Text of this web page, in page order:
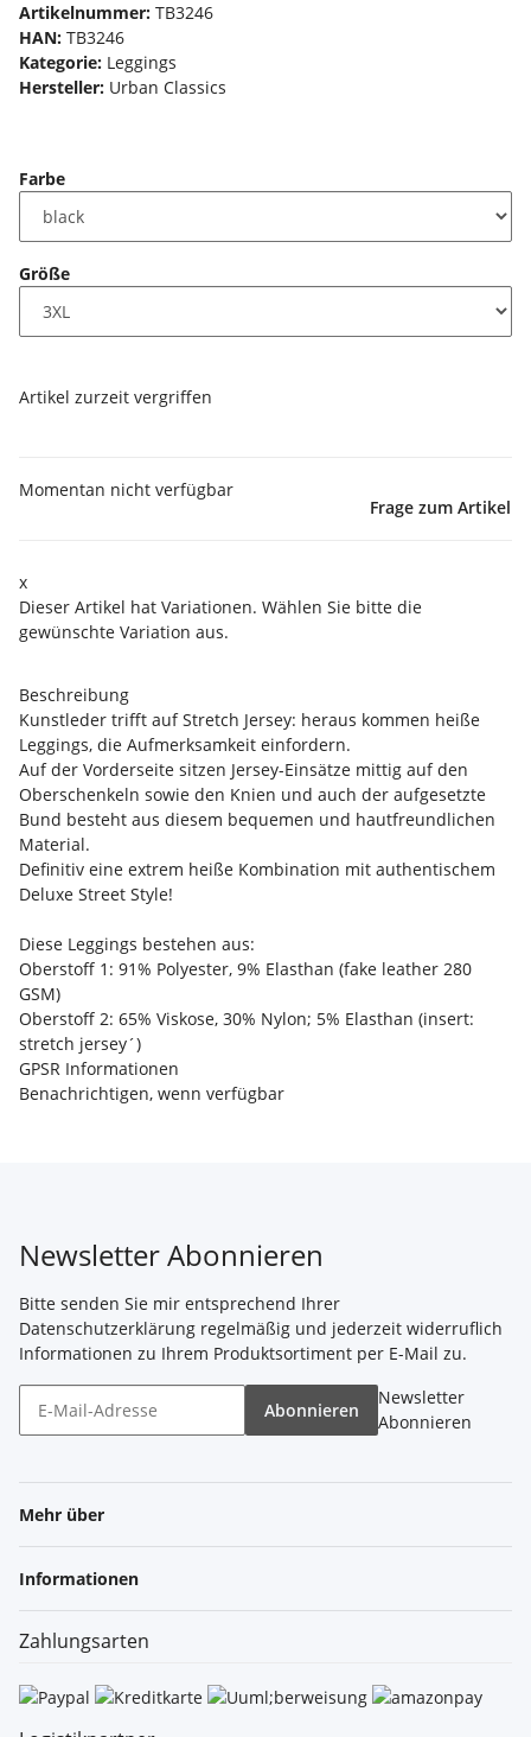
Artikelnummer: TB3246
HAN: TB3246
Kategorie: Leggings
Hersteller: Urban Classics
Farbe
Größe
Artikel zurzeit vergriffen
Momentan nicht verfügbar
Frage zum Artikel
x
Dieser Artikel hat Variationen. Wählen Sie bitte die
gewünschte Variation aus.
Beschreibung
Kunstleder trifft auf Stretch Jersey: heraus kommen heiße
Leggings, die Aufmerksamkeit einfordern.
Auf der Vorderseite sitzen Jersey-Einsätze mittig auf den
Oberschenkeln sowie den Knien und auch der aufgesetzte
Bund besteht aus diesem bequemen und hautfreundlichen
Material.
Definitiv eine extrem heiße Kombination mit authentischem
Deluxe Street Style!
Diese Leggings bestehen aus:
Oberstoff 1: 91% Polyester, 9% Elasthan (fake leather 280
GSM)
Oberstoff 2: 65% Viskose, 30% Nylon; 5% Elasthan (insert:
stretch jersey´)
GPSR Informationen
Benachrichtigen, wenn verfügbar
Newsletter Abonnieren
Bitte senden Sie mir entsprechend Ihrer
Datenschutzerklärung regelmäßig und jederzeit widerruflich
Informationen zu Ihrem Produktsortiment per E-Mail zu.
Abonnieren
Newsletter
Abonnieren
Mehr über
Informationen
Zahlungsarten